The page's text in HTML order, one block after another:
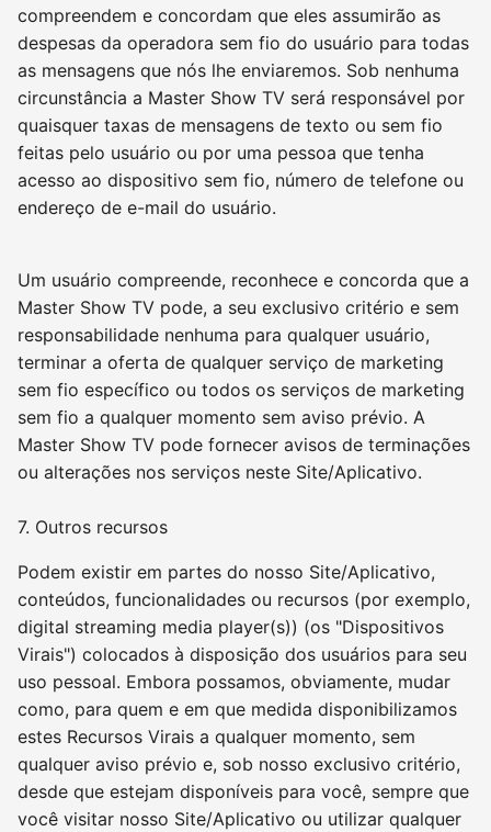
compreendem e concordam que eles assumirão as
despesas da operadora sem fio do usuário para todas
as mensagens que nós lhe enviaremos. Sob nenhuma
circunstância a Master Show TV será responsável por
quaisquer taxas de mensagens de texto ou sem fio
feitas pelo usuário ou por uma pessoa que tenha
acesso ao dispositivo sem fio, número de telefone ou
endereço de e-mail do usuário.
Um usuário compreende, reconhece e concorda que a
Master Show TV pode, a seu exclusivo critério e sem
responsabilidade nenhuma para qualquer usuário,
terminar a oferta de qualquer serviço de marketing
sem fio específico ou todos os serviços de marketing
sem fio a qualquer momento sem aviso prévio. A
Master Show TV pode fornecer avisos de terminações
ou alterações nos serviços neste Site/Aplicativo.
7. Outros recursos
Podem existir em partes do nosso Site/Aplicativo,
conteúdos, funcionalidades ou recursos (por exemplo,
digital streaming media player(s)) (os "Dispositivos
Virais") colocados à disposição dos usuários para seu
uso pessoal. Embora possamos, obviamente, mudar
como, para quem e em que medida disponibilizamos
estes Recursos Virais a qualquer momento, sem
qualquer aviso prévio e, sob nosso exclusivo critério,
desde que estejam disponíveis para você, sempre que
você visitar nosso Site/Aplicativo ou utilizar qualquer